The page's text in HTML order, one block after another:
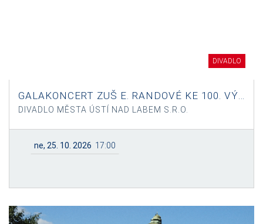
DIVADLO
DIVADLO MĚSTA ÚSTÍ NAD LABEM S.R.O.
ne, 25. 10. 2026 17:00